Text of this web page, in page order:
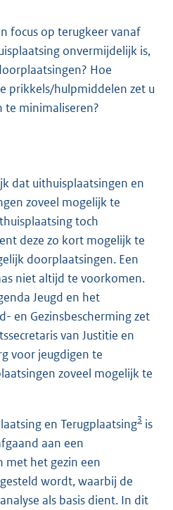
focus op terugkeer vanaf
onvermijdelijk is,
Hoe
prikkels/hulpmiddelen zet u
te minimaliseren?
dat uithuisplaatsingen en
zoveel mogelijk te
toch
deze zo kort mogelijk te
doorplaatsingen. Een
niet altijd te voorkomen.
Jeugd en het
en Gezinsbescherming zet
van Justitie en
voor jeugdigen te
zoveel mogelijk te
en Terugplaatsing3 is
aan een
met het gezin een
wordt, waarbij de
als basis dient. In dit